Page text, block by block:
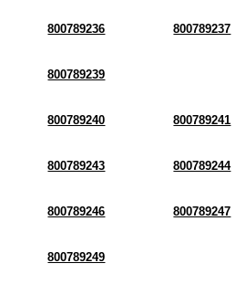
800789236 800789237
800789239
800789240 800789241
800789243 800789244
800789246 800789247
800789249